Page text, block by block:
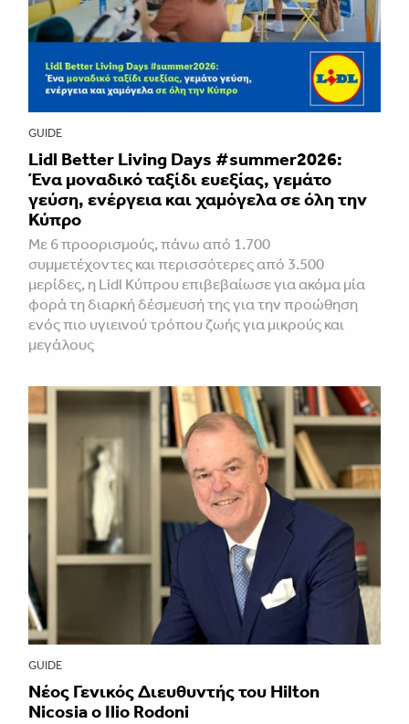
GUIDE
Lidl Better Living Days #summer2026:
Ένα μοναδικό ταξίδι ευεξίας, γεμάτο
γεύση, ενέργεια και χαμόγελα σε όλη την
Κύπρο
Με 6 προορισμούς, πάνω από 1.700
συμμετέχοντες και περισσότερες από 3.500
μερίδες, η Lidl Κύπρου επιβεβαίωσε για ακόμα μία
φορά τη διαρκή δέσμευσή της για την προώθηση
ενός πιο υγιεινού τρόπου ζωής για μικρούς και
μεγάλους
GUIDE
Νέος Γενικός Διευθυντής του Hilton
Nicosia ο Ilio Rodoni